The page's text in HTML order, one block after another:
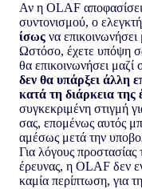
Αν η OLAF
συντονισμού, ο
ίσως να επικοινωνήσει
Ωστόσο, έχετε υπόψη
θα επικοινωνήσει μαζί
δεν θα υπάρξει άλλη
κατά τη διάρκεια της
συγκεκριμένη στιγμή
σας, επομένως αυτός
αμέσως μετά την
Για λόγους
έρευνας, η OLAF δεν
καμία περίπτωση, για